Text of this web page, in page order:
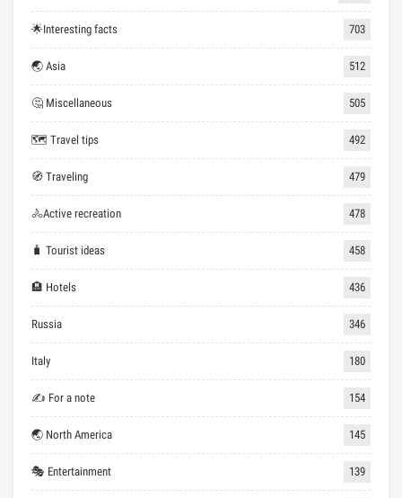
🌟Interesting facts 703
🌏 Asia 512
🤔 Miscellaneous 505
🗺 Travel tips 492
🧭 Traveling 479
🚴Active recreation 478
🧳 Tourist ideas 458
🏨 Hotels 436
Russia 346
Italy 180
✍ For a note 154
🌏 North America 145
🎭 Entertainment 139